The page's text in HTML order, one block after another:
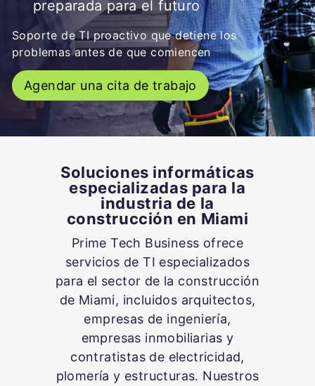
preparada para el futuro
Soporte de TI proactivo que detiene los
problemas antes de que comiencen
Agendar una cita de trabajo
Soluciones informáticas
especializadas para la
industria de la
construcción en Miami
Prime Tech Business ofrece
servicios de TI especializados
para el sector de la construcción
de Miami, incluidos arquitectos,
empresas de ingeniería,
empresas inmobiliarias y
contratistas de electricidad,
plomería y estructuras. Nuestros